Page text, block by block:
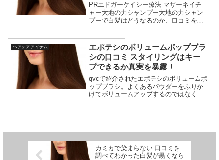
PRエドガーケイシー療法 マザーネイチ
ャー大地の力シャンプー大地の力シャン
プーで白髪はどうなるのか、口コミを徹
間隔を空けても良いかな」という口コミ
がありました。すでに白く...
ヘアケアアイテム
エポテシのボリュームポップブラ
シの口コミ スタイリングはキー
プできるか真実を暴露！
qvcで紹介されたエポテシのボリュームポ
ップブラシ。よくあるパウダーをふりか
けてボリュームアップするのではなく今
カミカで染まらない 口コミを
調べてわかった白髪が黒くなら